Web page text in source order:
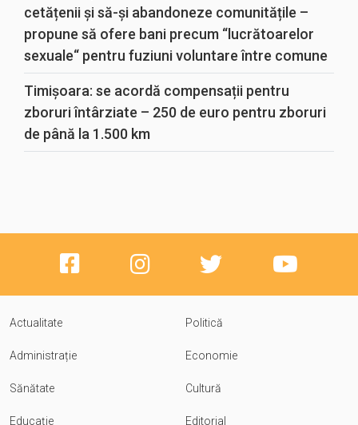
cetățenii și să-și abandoneze comunitățile –
propune să ofere bani precum “lucrătoarelor
sexuale“ pentru fuziuni voluntare între comune
Timișoara: se acordă compensații pentru
zboruri întârziate – 250 de euro pentru zboruri
de până la 1.500 km
Actualitate Politică
Administrație Economie
Sănătate Cultură
Educație Editorial